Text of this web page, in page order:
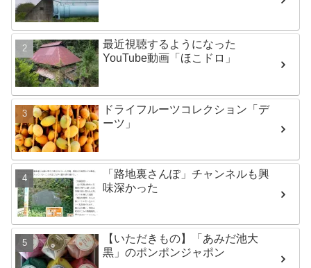
最近視聴するようになった
YouTube動画「ほこドロ」
ドライフルーツコレクション「デ
ーツ」
「路地裏さんぽ」チャンネルも興
味深かった
【いただきもの】「あみだ池大
黒」のポンポンジャポン